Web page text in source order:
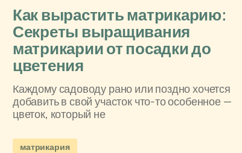
Как вырастить матрикарию:
Секреты выращивания
матрикарии от посадки до
цветения
Каждому садоводу рано или поздно хочется
добавить в свой участок что-то особенное —
цветок, который не
матрикария